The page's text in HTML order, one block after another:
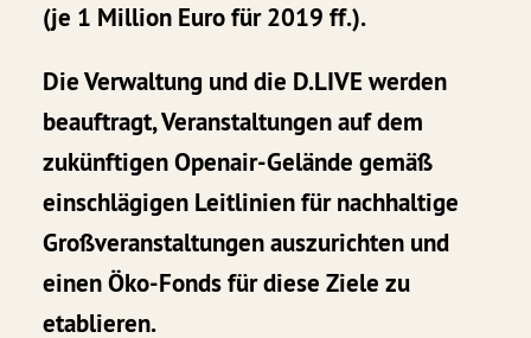
(je 1 Million Euro für 2019 ff.).
Die Verwaltung und die D.LIVE werden
beauftragt, Veranstaltungen auf dem
zukünftigen Openair-Gelände gemäß
einschlägigen Leitlinien für nachhaltige
Großveranstaltungen auszurichten und
einen Öko-Fonds für diese Ziele zu
etablieren.